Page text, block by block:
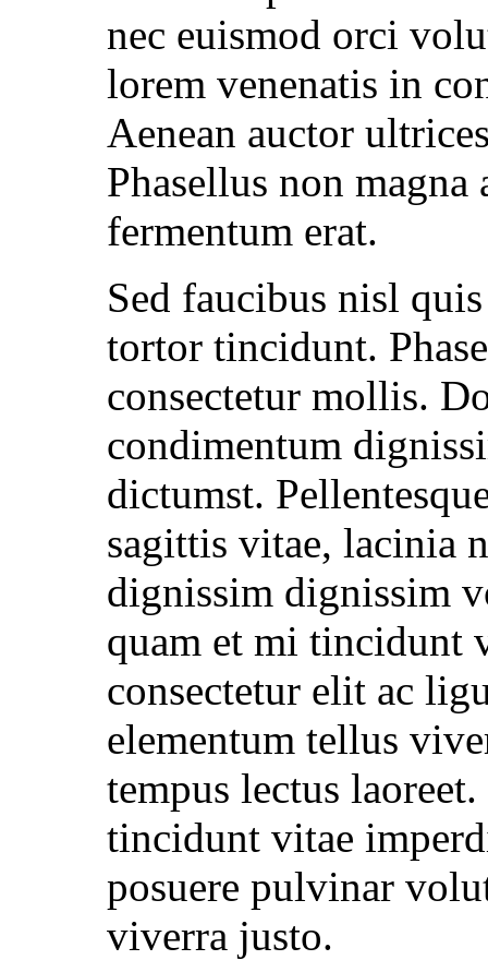
nec euismod orci
lorem venenatis in
Aenean auctor
Phasellus non
fermentum erat.
Sed faucibus nisl
tortor tincidunt.
consectetur mollis.
condimentum
dictumst.
sagittis vitae, lacinia
dignissim dignissim
quam et mi tincidunt
consectetur elit ac
elementum tellus
tempus lectus
tincidunt vitae
posuere pulvinar
viverra justo.